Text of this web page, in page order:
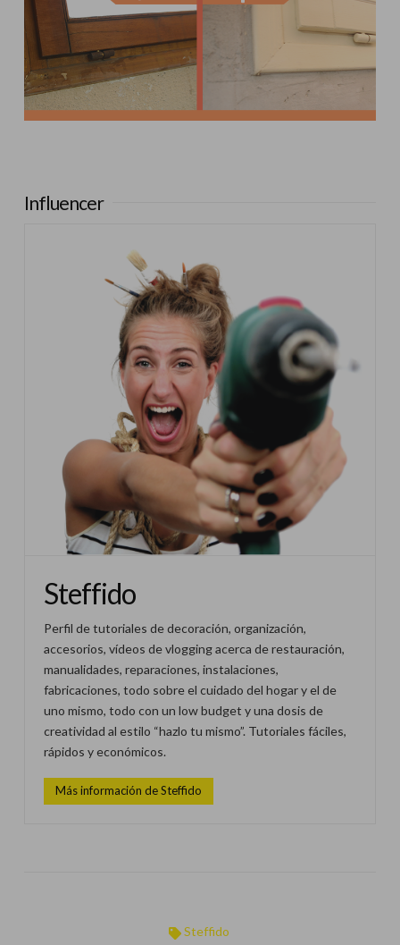
Influencer:
Influencer
Steffido
Perfil de tutoriales de decoración, organización,
accesorios, vídeos de vlogging acerca de restauración,
manualidades, reparaciones, instalaciones,
fabricaciones, todo sobre el cuidado del hogar y el de
uno mismo, todo con un low budget y una dosis de
creatividad al estilo “hazlo tu mismo”. Tutoriales fáciles,
rápidos y económicos.
Más información de Steffido
Steffido